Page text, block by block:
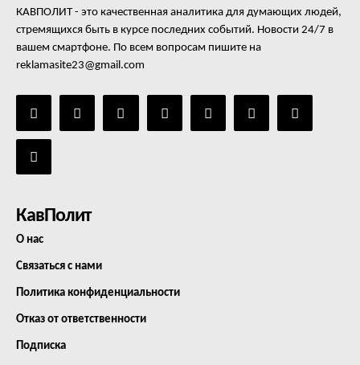
КАВПОЛИТ - это качественная аналитика для думающих людей,
стремящихся быть в курсе последних событий. Новости 24/7 в
вашем смартфоне. По всем вопросам пишите на
reklamasite23@gmail.com
КавПолит
О нас
Связаться с нами
Политика конфиденциальности
Отказ от ответственности
Подписка